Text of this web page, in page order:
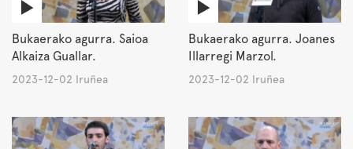
Bukaerako agurra. Saioa
Alkaiza Guallar.
2023-12-02 Iruñea
Bukaerako agurra. Joanes
Illarregi Marzol.
2023-12-02 Iruñea